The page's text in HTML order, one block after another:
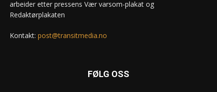
arbeider etter pressens Vær varsom-plakat og
Redaktørplakaten
Kontakt: post@transitmedia.no
FØLG OSS